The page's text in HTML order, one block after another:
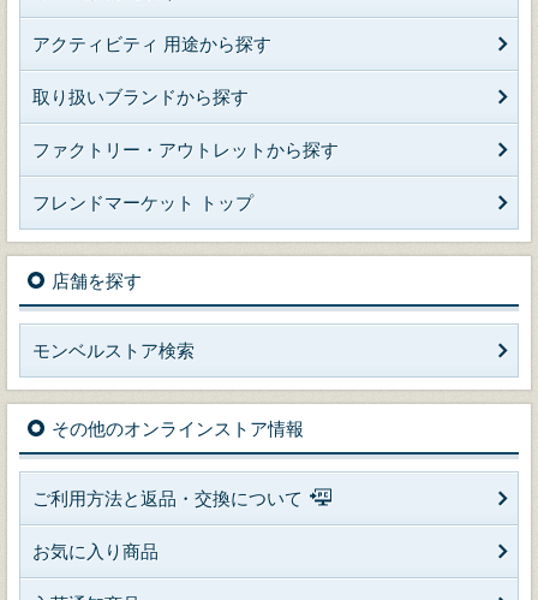
アクティビティ 用途から探す
取り扱いブランドから探す
ファクトリー・アウトレットから探す
フレンドマーケット トップ
店舗を探す
モンベルストア検索
その他のオンラインストア情報
ご利用方法と返品・交換について
お気に入り商品